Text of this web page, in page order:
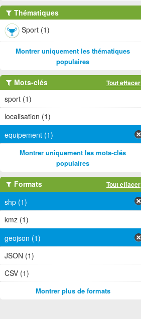
Thématiques
Sport (1)
Montrer uniquement les thématiques
populaires
Mots-clés Tout effacer
sport (1)
localisation (1)
equipement (1)
Montrer uniquement les mots-clés
populaires
Formats Tout effacer
shp (1)
kmz (1)
geojson (1)
JSON (1)
CSV (1)
Montrer plus de formats